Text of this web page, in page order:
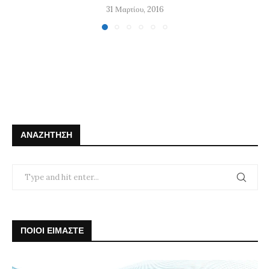
31 Μαρτίου, 2016
ΑΝΑΖΉΤΗΣΗ
ΠΟΙΟΙ ΕΙΜΑΣΤΕ